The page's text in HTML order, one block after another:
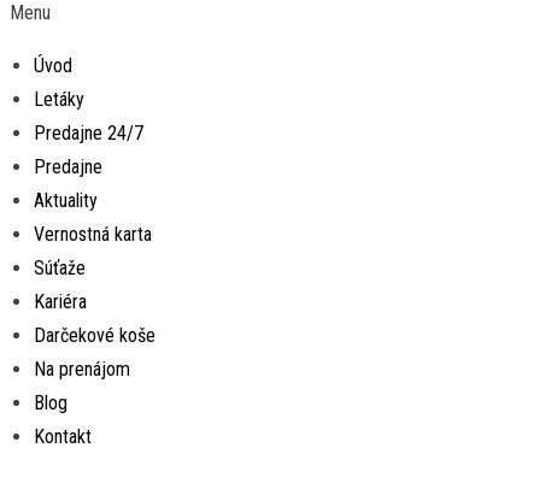
Menu
Úvod
Letáky
Predajne 24/7
Predajne
Aktuality
Vernostná karta
Súťaže
Kariéra
Darčekové koše
Na prenájom
Blog
Kontakt